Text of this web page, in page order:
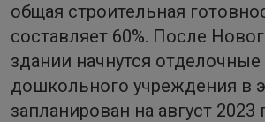
общая строительная
составляет 60%. После
здании начнутся
дошкольного учреждения в
запланирован на август 2023